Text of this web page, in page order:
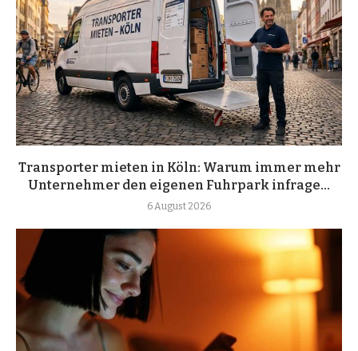
Transporter mieten in Köln: Warum immer mehr
Unternehmer den eigenen Fuhrpark infrage...
6 August 2026